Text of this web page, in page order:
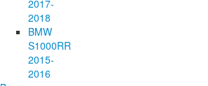
2017-
2018
BMW
S1000RR
2015-
2016